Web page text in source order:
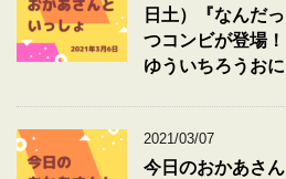
日土）『なんだ
つコンビが登場
ゆういちろうお
2021/03/07
今日のおかあさ